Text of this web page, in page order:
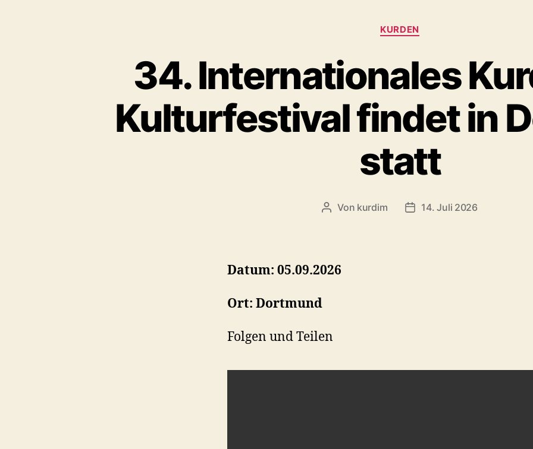
Kategorien
KURDEN
34. Internationales
Kulturfestival findet in
statt
Beitragsautor
Von kurdim Veröffentlichungsdatum
14. Juli 2026
Datum: 05.09.2026
Ort: Dortmund
Folgen und Teilen